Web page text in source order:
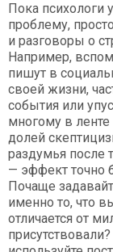
Пока психологи
проблему,
и разговоры о
Например,
пишут в
своей жизни,
события или
многому в ленте
долей
раздумья после
— эффект точно
Почаще
именно то, что
отличается от